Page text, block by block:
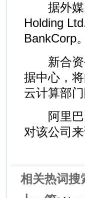
据外媒
Holding
BankCorp
新合资公
据中心，
云计算部
阿里巴
对该公司
相关热词搜